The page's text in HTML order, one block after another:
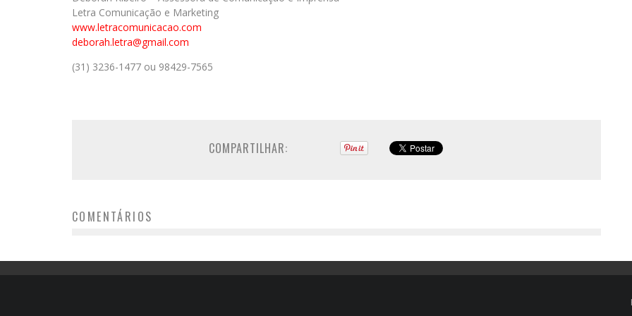
Letra Comunicação e Marketing
www.letracomunicacao.com
deborah.letra@gmail.com
(31) 3236-1477 ou 98429-7565
COMPARTILHAR:
COMENTÁRIOS